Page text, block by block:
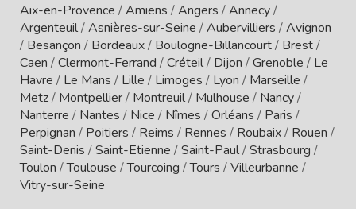
Aix-en-Provence /Amiens /Angers /Annecy/
Argenteuil/Asnières-sur-Seine /Aubervilliers /Avignon
/ Besançon / Bordeaux/ Boulogne-Billancourt/ Brest/
Caen /Clermont-Ferrand /Créteil/ Dijon /Grenoble / Le
Havre / Le Mans / Lille / Limoges / Lyon / Marseille /
Metz/ Montpellier/ Montreuil/ Mulhouse / Nancy/
Nanterre / Nantes / Nice / Nîmes /Orléans / Paris /
Perpignan / Poitiers / Reims / Rennes / Roubaix/ Rouen /
Saint-Denis /Saint-Etienne /Saint-Paul/Strasbourg /
Toulon /Toulouse /Tourcoing /Tours /Villeurbanne /
Vitry-sur-Seine